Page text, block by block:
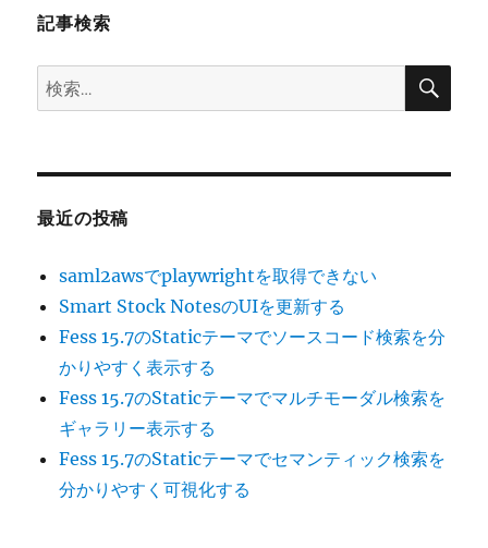
記事検索
検
索:
検
最近の投稿
saml2awsでplaywrightを取得できない
Smart Stock NotesのUIを更新する
Fess 15.7のStaticテーマでソースコード検索を分
かりやすく表示する
Fess 15.7のStaticテーマでマルチモーダル検索を
ギャラリー表示する
Fess 15.7のStaticテーマでセマンティック検索を
分かりやすく可視化する